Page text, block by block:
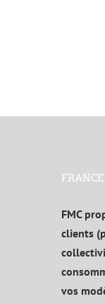
FMC
clients
vos